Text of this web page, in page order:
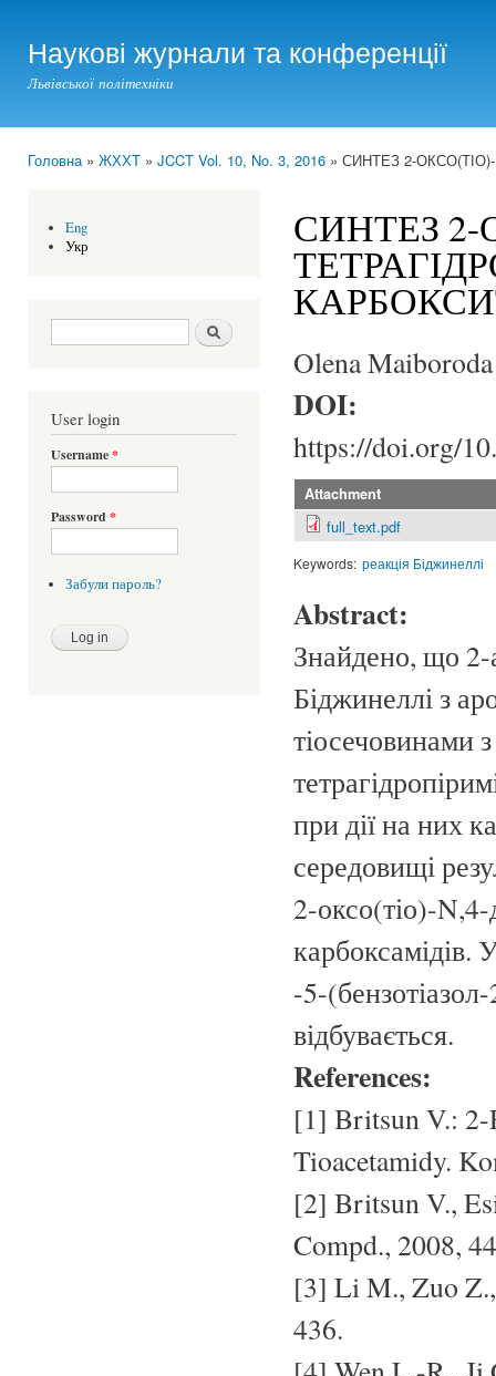
Наукові журнали та конференції
Львівської політехніки
Головна» ЖХХТ » JCCT Vol. 10, No. 3, 2016 » СИНТЕЗ 2-
Eng
Укр
Search form Шукати
User login
Username*
Password *
Забули пароль?
СИНТЕЗ 2-
Olena
DOI:
https://doi.org/
Attachment
full_text.pdf
Keywords: реакція Біджинеллі
Abstract:
Знайдено, що 2-
Біджинеллі з
тіосечовинами
при дії на них
середовищі
2-оксо(тіо)-
карбоксамідів.
-5-
відбувається.
References:
[1] Britsun V.: 2-
Tioacetamidy.
[2] Britsun V.,
Compd., 2008,
[3] Li M., Zuo Z.,
436.